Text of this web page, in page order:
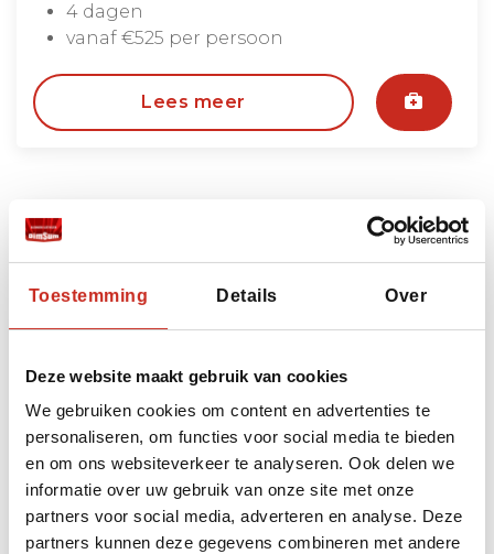
Toestemming Details Over
Deze website maakt gebruik van cookies
We gebruiken cookies om content en advertenties te
personaliseren, om functies voor social media te bieden
en om ons websiteverkeer te analyseren. Ook delen we
informatie over uw gebruik van onze site met onze
partners voor social media, adverteren en analyse. Deze
partners kunnen deze gegevens combineren met andere
4 dagen
vanaf €525 per persoon
Lees meer
Mongolië natuurparken en kloosters reis
6 dagen
vanaf €895 per persoon